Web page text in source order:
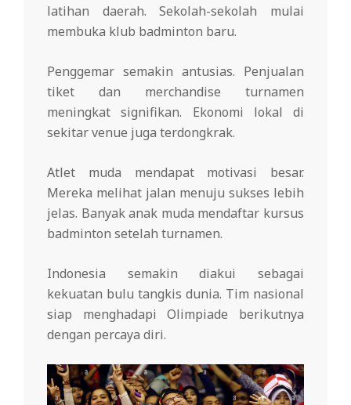
latihan daerah. Sekolah-sekolah mulai
membuka klub badminton baru.
Penggemar semakin antusias. Penjualan
tiket dan merchandise turnamen
meningkat signifikan. Ekonomi lokal di
sekitar venue juga terdongkrak.
Atlet muda mendapat motivasi besar.
Mereka melihat jalan menuju sukses lebih
jelas. Banyak anak muda mendaftar kursus
badminton setelah turnamen.
Indonesia semakin diakui sebagai
kekuatan bulu tangkis dunia. Tim nasional
siap menghadapi Olimpiade berikutnya
dengan percaya diri.